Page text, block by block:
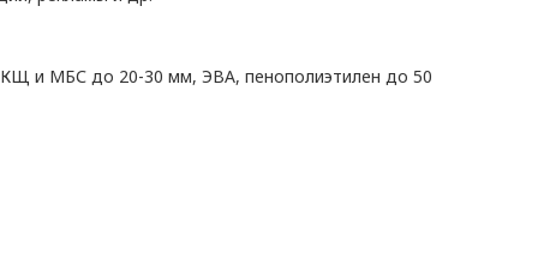
и МБС до 20-30 мм, ЭВА, пенополиэтилен до 50